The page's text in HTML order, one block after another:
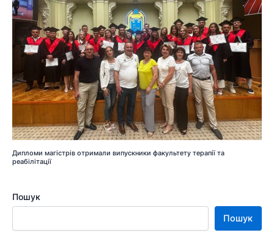
Дипломи магістрів отримали випускники факультету терапії та
реабілітації
Пошук
Пошук